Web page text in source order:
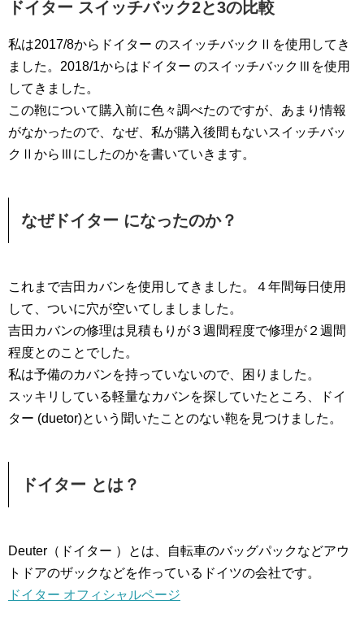
ドイター スイッチバック2と3の比較
私は2017/8からドイター のスイッチバックⅡを使用してき
ました。2018/1からはドイター のスイッチバックⅢを使用
してきました。
この鞄について購入前に色々調べたのですが、あまり情報
がなかったので、なぜ、私が購入後間もないスイッチバッ
クⅡからⅢにしたのかを書いていきます。
なぜドイター になったのか？
これまで吉田カバンを使用してきました。４年間毎日使用
して、ついに穴が空いてしましました。
吉田カバンの修理は見積もりが３週間程度で修理が２週間
程度とのことでした。
私は予備のカバンを持っていないので、困りました。
スッキリしている軽量なカバンを探していたところ、ドイ
ター (duetor)という聞いたことのない鞄を見つけました。
ドイター とは？
Deuter（ドイター ）とは、自転車のバッグパックなどアウ
トドアのザックなどを作っているドイツの会社です。
ドイター オフィシャルページ